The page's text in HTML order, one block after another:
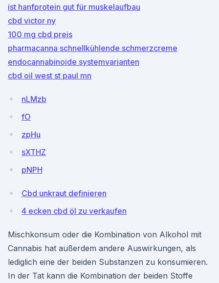
ist hanfprotein gut für muskelaufbau
cbd victor ny
100 mg cbd preis
pharmacanna schnellkühlende schmerzcreme
endocannabinoide systemvarianten
cbd oil west st paul mn
nLMzb
fO
zpHu
sXTHZ
pNPH
Cbd unkraut definieren
4 ecken cbd öl zu verkaufen
Mischkonsum oder die Kombination von Alkohol mit
Cannabis hat außerdem andere Auswirkungen, als
lediglich eine der beiden Substanzen zu konsumieren.
In der Tat kann die Kombination der beiden Stoffe